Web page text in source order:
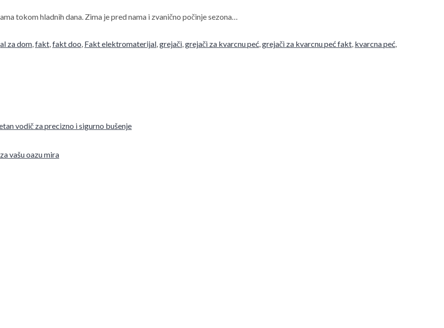
tokom hladnih dana. Zima je pred nama i zvanično počinje sezona…
za dom,fakt,fakt doo, Fakt elektromaterijal,grejači,grejači za kvarcnu peć,grejači za kvarcnu peć fakt, kvarcna peć,
vodič za precizno i sigurno bušenje
vašu oazu mira